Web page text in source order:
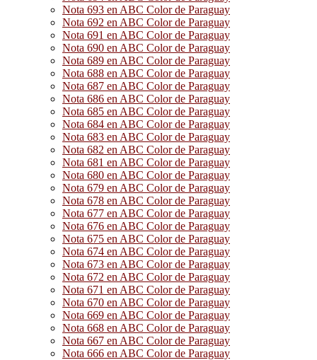
Nota 693 en ABC Color de Paraguay
Nota 692 en ABC Color de Paraguay
Nota 691 en ABC Color de Paraguay
Nota 690 en ABC Color de Paraguay
Nota 689 en ABC Color de Paraguay
Nota 688 en ABC Color de Paraguay
Nota 687 en ABC Color de Paraguay
Nota 686 en ABC Color de Paraguay
Nota 685 en ABC Color de Paraguay
Nota 684 en ABC Color de Paraguay
Nota 683 en ABC Color de Paraguay
Nota 682 en ABC Color de Paraguay
Nota 681 en ABC Color de Paraguay
Nota 680 en ABC Color de Paraguay
Nota 679 en ABC Color de Paraguay
Nota 678 en ABC Color de Paraguay
Nota 677 en ABC Color de Paraguay
Nota 676 en ABC Color de Paraguay
Nota 675 en ABC Color de Paraguay
Nota 674 en ABC Color de Paraguay
Nota 673 en ABC Color de Paraguay
Nota 672 en ABC Color de Paraguay
Nota 671 en ABC Color de Paraguay
Nota 670 en ABC Color de Paraguay
Nota 669 en ABC Color de Paraguay
Nota 668 en ABC Color de Paraguay
Nota 667 en ABC Color de Paraguay
Nota 666 en ABC Color de Paraguay